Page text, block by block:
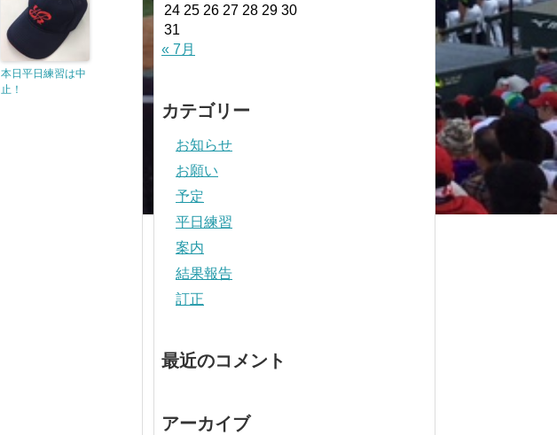
本日平日練習は中
止！
24 25 26 27 28 29 30
31
« 7月
カテゴリー
お知らせ
お願い
予定
平日練習
案内
結果報告
訂正
最近のコメント
アーカイブ